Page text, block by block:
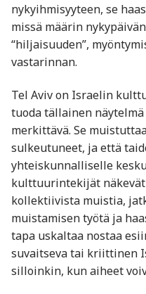
nykyihmisyyteen, se
missä määrin
“hiljaisuuden”,
vastarinnan.
Tel Aviv on Israelin
tuoda tällainen
merkittävä. Se
sulkeutuneet, ja että
yhteiskunnalliselle
kulttuurintekijät
kollektiivista muistia,
muistamisen työtä ja
tapa uskaltaa nostaa
suvaitseva tai kriittinen
silloinkin, kun aiheet